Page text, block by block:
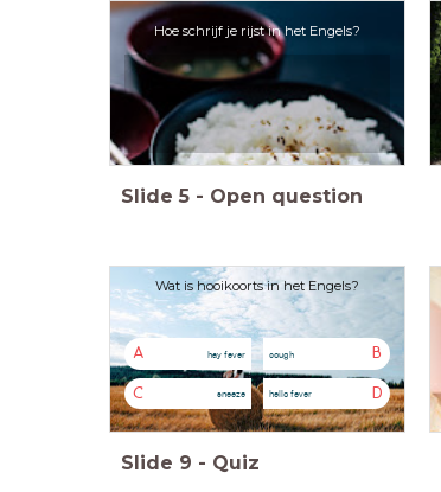
Hoe schrijf je rijst in het Engels?
Slide 5 - Open question
Wat is hooikoorts in het Engels?
A hay fever B
cough
C sneeze D
hello fever
Slide 9 - Quiz